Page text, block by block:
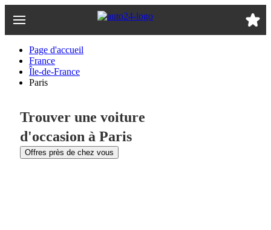
au
Page d'accueil
France
Île-de-France
Paris
Trouver une voiture
d'occasion à Paris
Offres près de chez vous